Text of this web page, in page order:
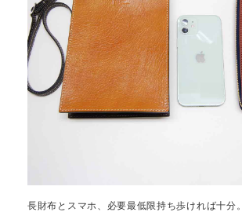
長財布とスマホ、必要最低限持ち歩ければ十分。